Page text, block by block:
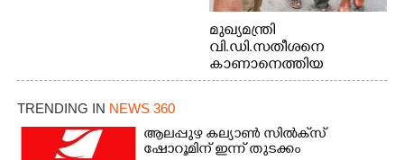
മുഖ്യമന്ത്രി
വി.ഡി.സതീശനെ
കാണാനെത്തിയ
മോഹനൻ നായർ
TRENDING IN NEWS 360
ആലപ്പുഴ കല്യാൺ സിൽക്‌സ്
ഷോറൂമിന് ഇന്ന് തുടക്കം